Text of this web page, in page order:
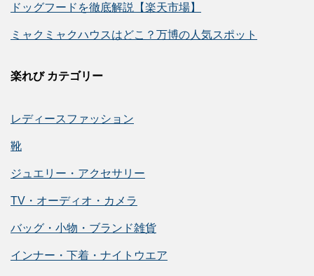
ドッグフードを徹底解説【楽天市場】
ミャクミャクハウスはどこ？万博の人気スポット
楽れび カテゴリー
レディースファッション
靴
ジュエリー・アクセサリー
TV・オーディオ・カメラ
バッグ・小物・ブランド雑貨
インナー・下着・ナイトウエア